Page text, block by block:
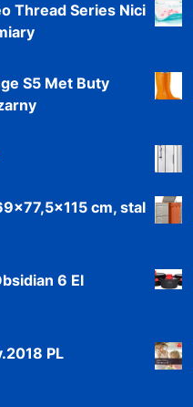
Thread Series Nici
S5 Met Buty
cm, stal
6 El
PL